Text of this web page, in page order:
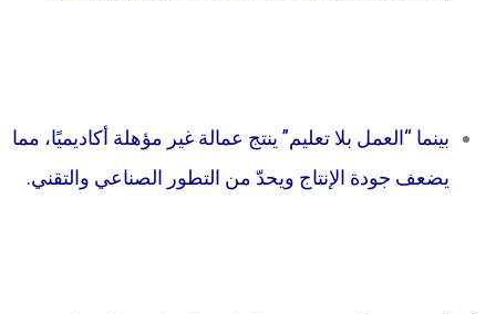
بينما “العمل بلا تعليم” ينتج عمالة غير مؤهلة أكاديميًا، مما
يضعف جودة الإنتاج ويحدّ من التطور الصناعي والتقني.